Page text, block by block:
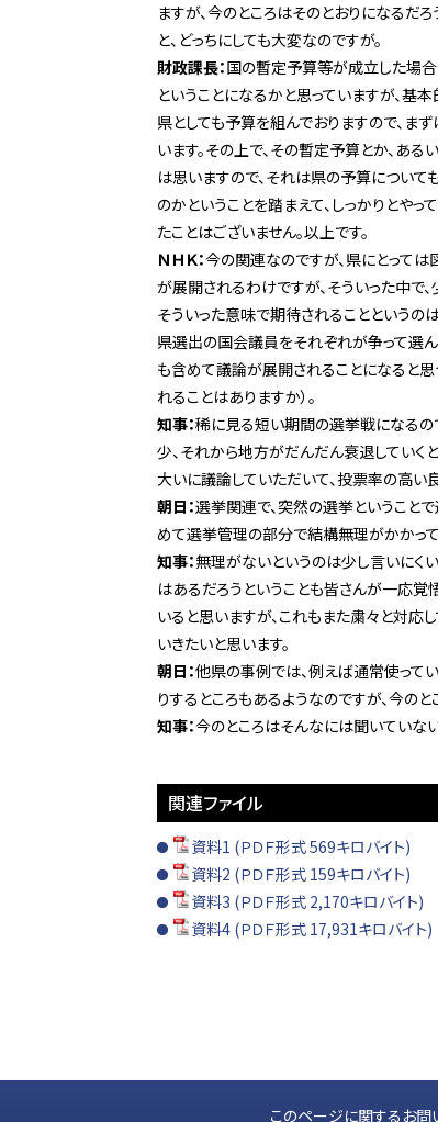
ますが、今のところはそのとおりになるだ
と、どっちにしても大変なのですが。
財政課長：国の暫定予算等が成立した場
ということになるかと思っていますが、
県としても予算を組んでおりますので、ま
います。その上で、その暫定予算とか、あ
は思いますので、それは県の予算について
のかということを踏まえて、しっかりとや
たことはございません。以上です。
ＮＨＫ：今の関連なのですが、県にとって
が展開されるわけですが、そういった中で
そういった意味で期待されることというの
県選出の国会議員をそれぞれが争って選
も含めて議論が展開されることになると
れることはありますか）。
知事：稀に見る短い期間の選挙戦になるの
少、それから地方がだんだん衰退していく
大いに議論していただいて、投票率の高い
朝日：選挙関連で、突然の選挙ということ
めて選挙管理の部分で結構無理がかかって
知事：無理がないというのは少し言いにく
はあるだろうということも皆さんが一応覚
いると思いますが、これもまた粛々と対応
いきたいと思います。
朝日：他県の事例では、例えば通常使って
りするところもあるようなのですが、今の
知事：今のところはそんなには聞いていな
関連ファイル
資料1 (ＰＤＦ形式 569キロバイト)
資料2 (ＰＤＦ形式 159キロバイト)
資料3 (ＰＤＦ形式 2,170キロバイト)
資料4 (ＰＤＦ形式 17,931キロバイト)
このページに関するお問